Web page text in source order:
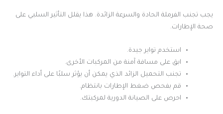
يجب تجنب الفرملة الحادة والسرعة الزائدة. هذا يقلل التأثير السلبي على
صحة الإطارات.
استخدم تواير جيدة.
ابق على مسافة آمنة من المركبات الأخرى.
تجنب التحميل الزائد الذي يمكن أن يؤثر سلبًا على أداء التواير.
قم بفحص ضغط الإطارات بانتظام.
احرص على الصيانة الدورية لمركبتك.